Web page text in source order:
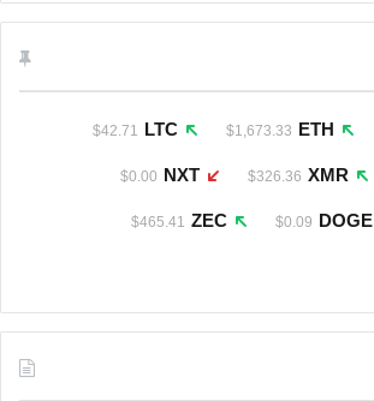
ETH
$1,673.33
LTC
$42.71
XMR
$326.36
NXT
$0.00
DOGE
$0.09
ZEC
$465.41